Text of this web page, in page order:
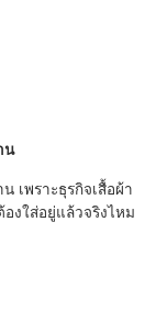
น
เพราะธุรกิจเสื้อผ้า
งใส่อยู่แล้วจริงไหม